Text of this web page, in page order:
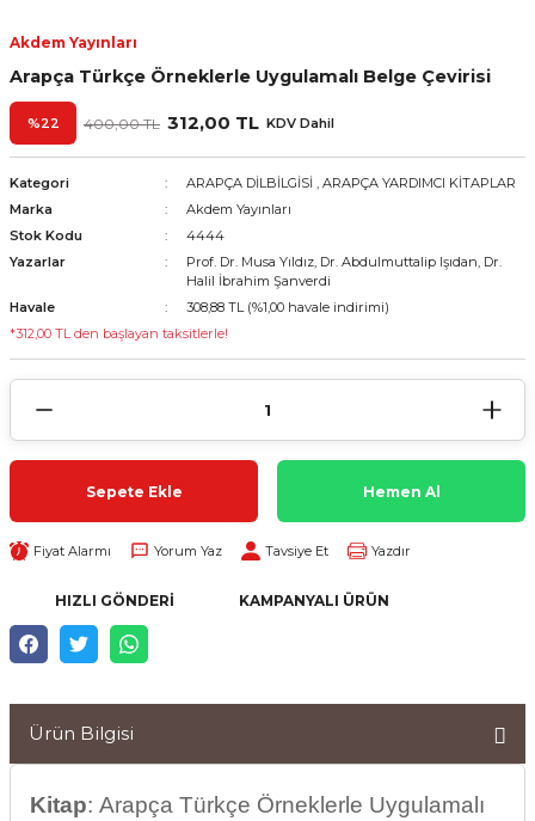
Akdem Yayınları
Arapça Türkçe Örneklerle Uygulamalı Belge Çevirisi
%22 400,00 TL 312,00 TL KDV Dahil
Kategori ARAPÇA DİLBİLGİSİ , ARAPÇA YARDIMCI KİTAPLAR
Marka
Akdem Yayınları
Stok Kodu
4444
Yazarlar
Prof. Dr. Musa Yıldız, Dr. Abdulmuttalip Işıdan, Dr.
Halil İbrahim Şanverdi
Havale
308,88 TL (%1,00 havale indirimi)
*312,00 TL den başlayan taksitlerle!
Sepete Ekle Hemen Al
Fiyat Alarmı Yorum Yaz Tavsiye Et Yazdır
HIZLI GÖNDERI KAMPANYALI ÜRÜN
Ürün Bilgisi
Kitap: Arapça Türkçe Örneklerle Uygulamalı